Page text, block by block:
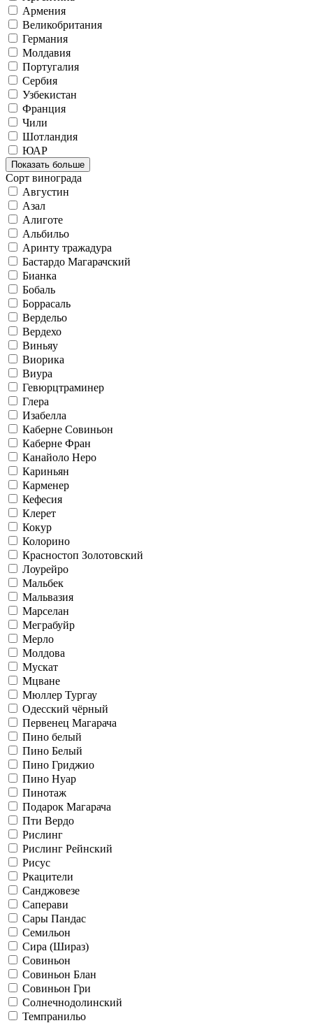
Армения
Великобритания
Германия
Молдавия
Португалия
Сербия
Узбекистан
Франция
Чили
Шотландия
ЮАР
Показать больше
Сорт винограда
Августин
Азал
Алиготе
Альбильо
Аринту тражадура
Бастардо Магарачский
Бианка
Бобаль
Боррасаль
Вердельо
Вердехо
Виньяу
Виорика
Виура
Гевюрцтраминер
Глера
Изабелла
Каберне Совиньон
Каберне Фран
Канайоло Неро
Кариньян
Карменер
Кефесия
Клерет
Кокур
Колорино
Красностоп Золотовский
Лоурейро
Мальбек
Мальвазия
Марселан
Меграбуйр
Мерло
Молдова
Мускат
Мцване
Мюллер Тургау
Одесский чёрный
Первенец Магарача
Пино белый
Пино Белый
Пино Гриджио
Пино Нуар
Пинотаж
Подарок Магарача
Пти Вердо
Рислинг
Рислинг Рейнский
Рисус
Ркацители
Санджовезе
Саперави
Сары Пандас
Семильон
Сира (Шираз)
Совиньон
Совиньон Блан
Совиньон Гри
Солнечнодолинский
Темпранильо